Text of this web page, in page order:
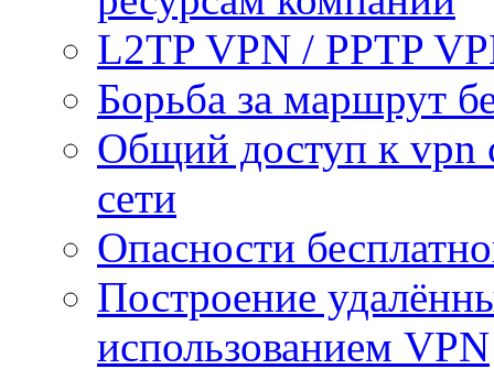
L2TP VPN / PPTP
Борьба за маршрут
Общий доступ к vpn
сети
Опасности
Построение
использованием VPN